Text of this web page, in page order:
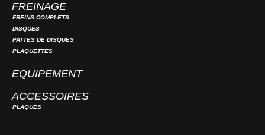
FREINAGE
FREINS COMPLETS
DISQUES
PATTES DE DISQUES
PLAQUETTES
EQUIPEMENT
ACCESSOIRES
PLAQUES